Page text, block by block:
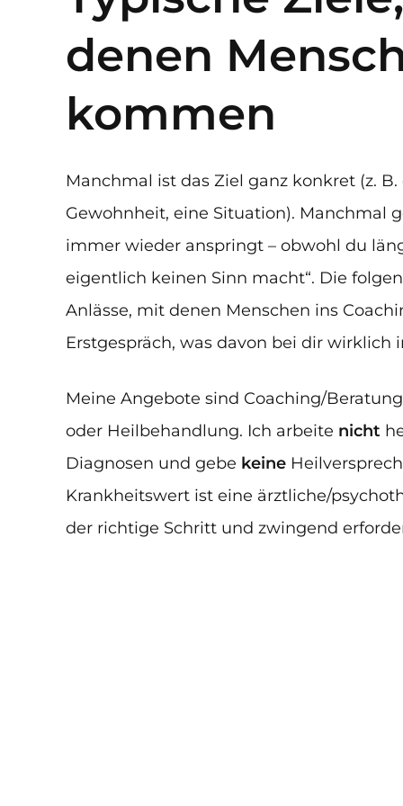
denen
kommen
Manchmal ist das Ziel ganz konkret (z. B.
Gewohnheit, eine Situation). Manchmal
immer wieder anspringt – obwohl du
eigentlich keinen Sinn macht“. Die
Anlässe, mit denen Menschen ins
Erstgespräch, was davon bei dir wirklich
Meine Angebote sind Coaching/
oder Heilbehandlung. Ich arbeite nicht
Diagnosen und gebe keine
Krankheitswert ist eine ärztliche/
der richtige Schritt und zwingend